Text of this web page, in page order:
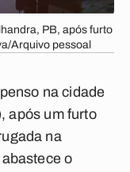
PB, após furto
Arquivo pessoal
na cidade
após um furto
na
o